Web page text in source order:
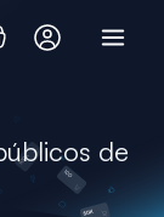
de